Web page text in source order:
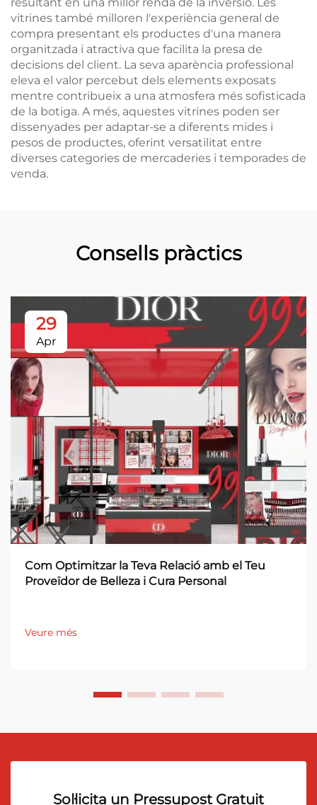
vitrines també milloren l'experiència general de
compra presentant els productes d'una manera
organitzada i atractiva que facilita la presa de
decisions del client. La seva aparència professional
eleva el valor percebut dels elements exposats
mentre contribueix a una atmosfera més sofisticada
de la botiga. A més, aquestes vitrines poden ser
dissenyades per adaptar-se a diferents mides i
pesos de productes, oferint versatilitat entre
diverses categories de mercaderies i temporades de
venda.
Consells pràctics
29
Apr
Com Optimitzar la Teva Relació amb el Teu
Proveïdor de Belleza i Cura Personal
Veure més
Sol·licita un Pressupost Gratuit